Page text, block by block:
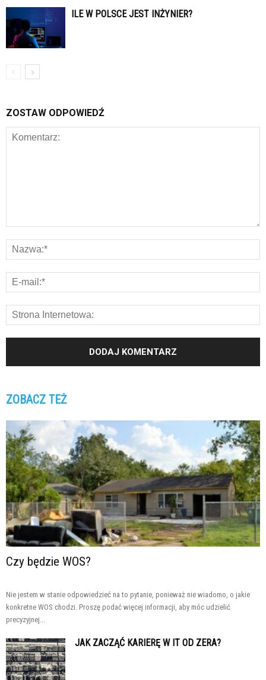
ILE W POLSCE JEST INŻYNIER?
ZOSTAW ODPOWIEDŹ
ZOBACZ TEŻ
Czy będzie WOS?
Nie jestem w stanie odpowiedzieć na to pytanie, ponieważ nie wiadomo, o jakie
konkretne WOS chodzi. Proszę podać więcej informacji, aby móc udzielić
precyzyjnej...
JAK ZACZĄĆ KARIERĘ W IT OD ZERA?